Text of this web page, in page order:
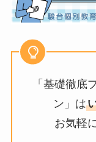
「基礎徹底
ン」は
お気軽